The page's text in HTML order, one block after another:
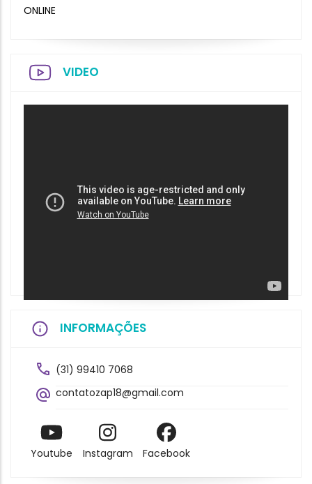
ONLINE
VIDEO
INFORMAÇÕES
(31) 99410 7068
contatozap18@gmail.com
Youtube Instagram Facebook